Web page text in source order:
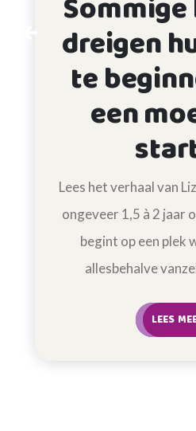
dreigen
te
een
Lees het verhaal van
ongeveer 1,5 à 2 jaar
begint op een plek
allesbehalve
LEES